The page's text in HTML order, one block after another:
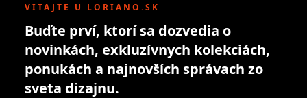
VITAJTE U LORIANO.SK
Buďte prví, ktorí sa dozvedia o
novinkách, exkluzívnych kolekciách,
ponukách a najnovších správach zo
sveta dizajnu.